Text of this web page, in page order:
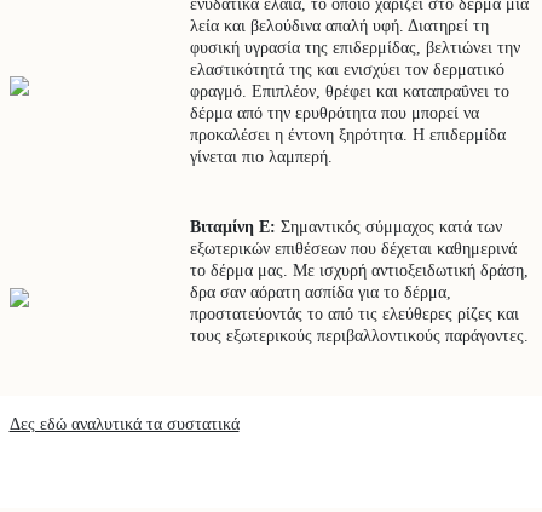
ενυδατικά έλαια, το οποίο χαρίζει στο δέρμα μια
λεία και βελούδινα απαλή υφή. Διατηρεί τη
φυσική υγρασία της επιδερμίδας, βελτιώνει την
ελαστικότητά της και ενισχύει τον δερματικό
φραγμό. Επιπλέον, θρέφει και καταπραΰνει το
δέρμα από την ερυθρότητα που μπορεί να
προκαλέσει η έντονη ξηρότητα. Η επιδερμίδα
γίνεται πιο λαμπερή.
Βιταμίνη Ε: Σημαντικός σύμμαχος κατά των
εξωτερικών επιθέσεων που δέχεται καθημερινά
το δέρμα μας. Με ισχυρή αντιοξειδωτική δράση,
δρα σαν αόρατη ασπίδα για το δέρμα,
προστατεύοντάς το από τις ελεύθερες ρίζες και
τους εξωτερικούς περιβαλλοντικούς παράγοντες.
Δες εδώ αναλυτικά τα συστατικά